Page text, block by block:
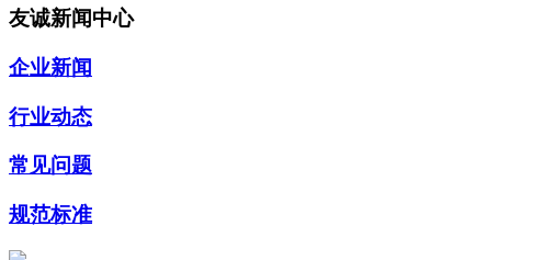
友诚新闻中心
企业新闻
行业动态
常见问题
规范标准